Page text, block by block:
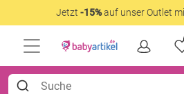
Jetzt -15%auf unser Outlet